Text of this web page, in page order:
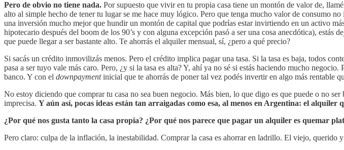
Pero de obvio no tiene nada. Por supuesto que vivir en tu propia casa tiene un montón de valor de,
alto al simple hecho de tener tu lugar se me hace muy lógico. Pero que tenga mucho valor de consumo
una inversión mucho mejor que hundir un montón de capital que podrías estar invirtiendo en un activo
hipotecario después del boom de los 90’s y con alguna excepción pasó a ser una cosa anecdótica),
que puede llegar a ser bastante alto. Te ahorrás el alquiler mensual, sí, ¿pero a qué precio?
Si sacás un crédito inmovilizás menos. Pero el crédito implica pagar una tasa. Si la tasa es baja, todos
pasa a ser tuyo vale más caro. Pero, ¿y si la tasa es alta? Y, ahí ya no sé si estás haciendo mucho
banco. Y con el downpaymentinicial que te ahorrás de poner tal vez podés invertir en algo más rentable
No estoy diciendo que comprar tu casa no sea buen negocio. Más bien, lo que digo es que puede o no
imprecisa. Y aún así, pocas ideas están tan arraigadas como esa, al menos en Argentina: el alquiler
¿Por qué nos gusta tanto la casa propia? ¿Por qué nos parece que pagar un alquiler es quemar
Pero claro: culpa de la inflación, la inestabilidad. Comprar la casa es ahorrar en ladrillo. El viejo, querido